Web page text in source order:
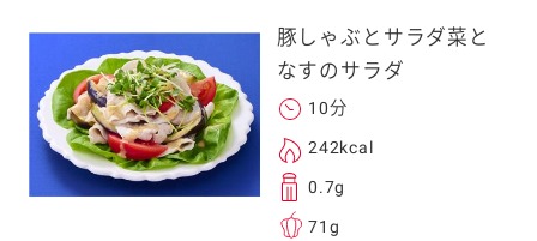
豚しゃぶとサラダ菜と
なすのサラダ
10分
242kcal
0.7g
71g